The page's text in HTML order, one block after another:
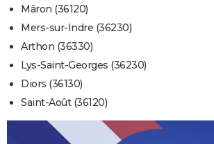
Mâron (36120)
Mers-sur-Indre (36230)
Arthon (36330)
Lys-Saint-Georges (36230)
Diors (36130)
Saint-Août (36120)